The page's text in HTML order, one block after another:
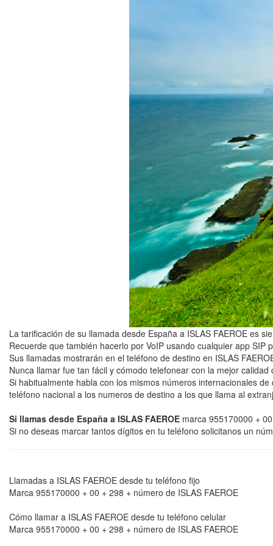
La tarificación de su llamada desde España a ISLAS FAEROE es
Recuerde que también hacerlo por VoIP usando cualquier app SIP
Sus llamadas mostrarán en el teléfono de destino en ISLAS
Nunca llamar fue tan fácil y cómodo telefonear con la mejor calidad
Si habitualmente habla con los mismos números internacionales
teléfono nacional a los numeros de destino a los que llama al
Si llamas desde España a ISLAS FAEROE marca 955170000 +
Si no deseas marcar tantos dígitos en tu teléfono solicitanos un
Llamadas a ISLAS FAEROE desde tu teléfono fijo
Marca 955170000 + 00 + 298 + número de ISLAS FAEROE
Cómo llamar a ISLAS FAEROE desde tu teléfono celular
Marca 955170000 + 00 + 298 + número de ISLAS FAEROE